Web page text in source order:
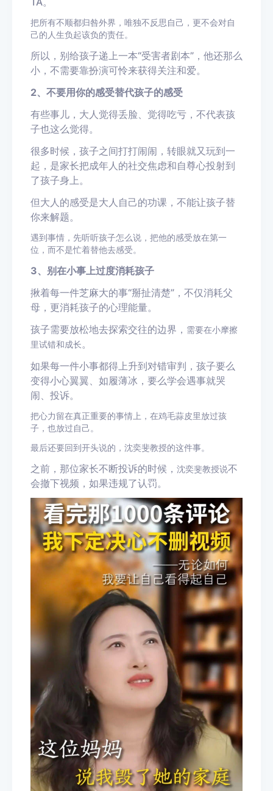
把所有不顺都归咎外界，唯独不反思自己 ， 更不会对自
己的人生负起该负的责任。
所以， 别给孩子递上一本“受害者剧本” ，他还那么
小，不需要靠扮演可怜来获得关注和爱。
2、不要用你的感受替代孩子的感受
有些事儿，大人 觉得丢脸、觉得吃亏，不代表孩
子也这么觉得。
很多时候，孩子之间打打闹闹，转眼就又玩到一
起，是家长把成年人的社交焦虑和自尊心投射到
了孩子身上。
但大人 的感受是大人自己的功课， 不能让孩子替
你来解题。
遇到事情， 先听听孩子怎么说，把他的感受放在第一
位，而不是忙着替他去感受。
3、别在小事上过度消耗孩子
揪着每一件芝麻大的事“掰扯清楚” ，不仅消耗父
母，更消耗孩子的心理能量。
孩子需要放松地去探索交往的边界， 需要在小摩擦
里试错和成长。
如果每一件小事都得上升到对错审判，孩子要么
变得小心翼翼、如履薄冰，要么学会遇事就哭
闹、投诉。
把心力留在真正重要的事情上，在鸡毛蒜皮里放过孩
子，也放过自己。
最后还要回到开头说的，沈奕斐教授的这件事。
之前，那位家长不断投诉的时候， 沈奕斐教授说不
会撤下视频，如果违规了认罚。